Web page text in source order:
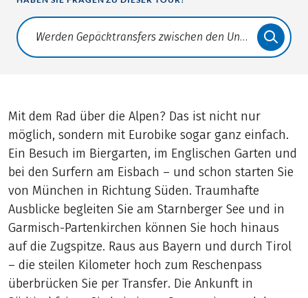
Translate: a11y.faq.search
Mit dem Rad über die Alpen? Das ist nicht nur
möglich, sondern mit Eurobike sogar ganz einfach.
Ein Besuch im Biergarten, im Englischen Garten und
bei den Surfern am Eisbach – und schon starten Sie
von München in Richtung Süden. Traumhafte
Ausblicke begleiten Sie am Starnberger See und in
Garmisch-Partenkirchen können Sie hoch hinaus
auf die Zugspitze. Raus aus Bayern und durch Tirol
– die steilen Kilometer hoch zum Reschenpass
überbrücken Sie per Transfer. Die Ankunft in